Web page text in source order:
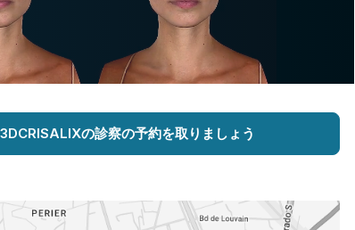
3DCRISALIXの診察の予約を取りましょう